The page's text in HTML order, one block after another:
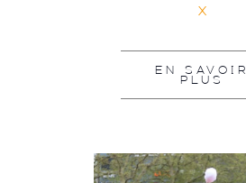
x
EN SAVOIR
PLUS